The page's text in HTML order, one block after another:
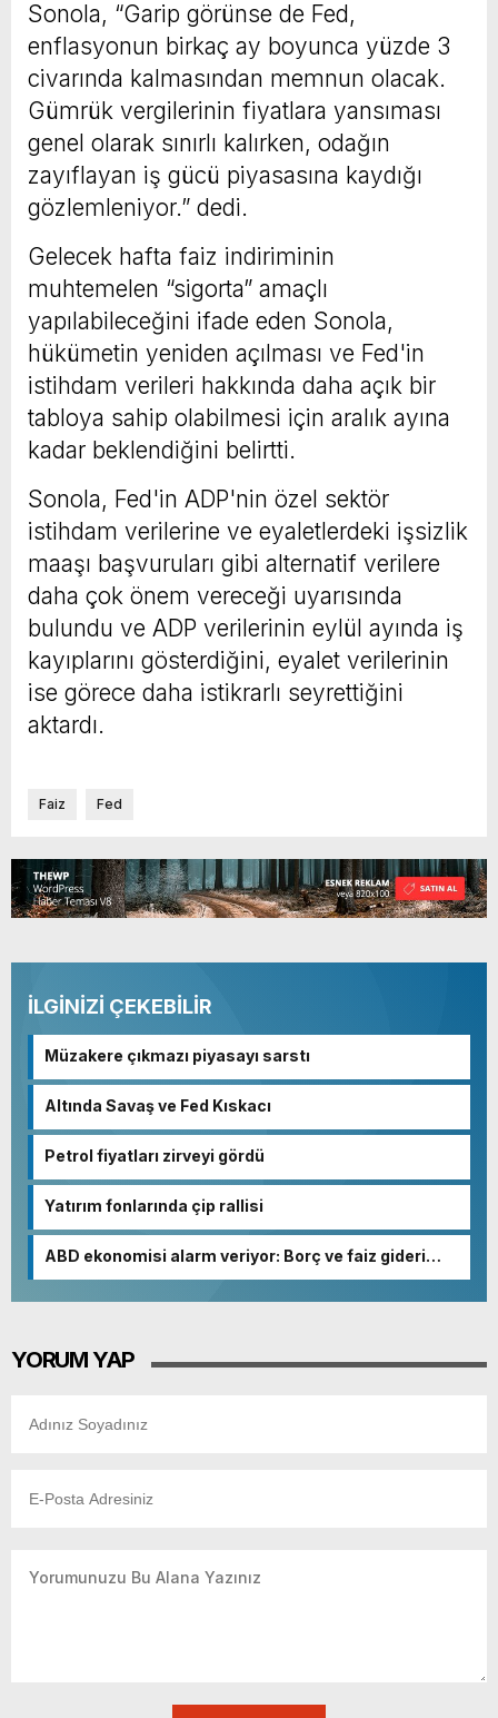
Sonola, “Garip görünse de Fed,
enflasyonun birkaç ay boyunca yüzde 3
civarında kalmasından memnun olacak.
Gümrük vergilerinin fiyatlara yansıması
genel olarak sınırlı kalırken, odağın
zayıflayan iş gücü piyasasına kaydığı
gözlemleniyor.” dedi.
Gelecek hafta faiz indiriminin
muhtemelen “sigorta” amaçlı
yapılabileceğini ifade eden Sonola,
hükümetin yeniden açılması ve Fed'in
istihdam verileri hakkında daha açık bir
tabloya sahip olabilmesi için aralık ayına
kadar beklendiğini belirtti.
Sonola, Fed'in ADP'nin özel sektör
istihdam verilerine ve eyaletlerdeki işsizlik
maaşı başvuruları gibi alternatif verilere
daha çok önem vereceği uyarısında
bulundu ve ADP verilerinin eylül ayında iş
kayıplarını gösterdiğini, eyalet verilerinin
ise görece daha istikrarlı seyrettiğini
aktardı.
Faiz Fed
İLGİNİZİ ÇEKEBİLİR
Müzakere çıkmazı piyasayı sarstı
Altında Savaş ve Fed Kıskacı
Petrol fiyatları zirveyi gördü
Yatırım fonlarında çip rallisi
ABD ekonomisi alarm veriyor: Borç ve faiz gideri
YORUM YAP